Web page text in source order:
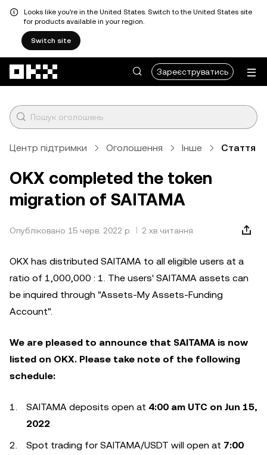
Looks like you're in the United States. Switch to the United States site
for products available in your region.
Switch site
Зареєструватись
Центр підтримки Оголошення Інше Стаття
OKX completed the token
migration of SAITAMA
Опубліковано 15 черв. 2022 р. 2 хв читання
OKX has distributed SAITAMA to all eligible users at a
ratio of 1,000,000 : 1. The users' SAITAMA assets can
be inquired through "Assets-My Assets-Funding
Account".
We are pleased to announce that SAITAMA is now
listed on OKX. Please take note of the following
schedule:
SAITAMA deposits open at 4:00 am UTC on Jun 15,
2022
Spot trading for SAITAMA/USDT will open at 7:00